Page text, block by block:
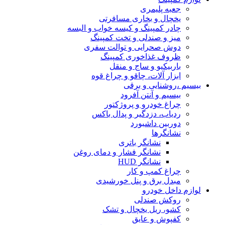
جعبه پلیمری
یخچال و بخاری مسافرتی
چادر کمپینگ و کیسه خواب و البسه
میز و صندلی و تخت کمپینگ
دوش صحرایی و توالت سفری
ظروف غذاخوری کمپینگ
باربیکیو و ساج و منقل
ابزار آلات، چاقو و چراغ قوه
بیسیم ،روشنایی و برقی
بیسیم و آنتن آفرود
چراغ خودرو و پروژکتور
ردیاب، دزدگیر و پدال باکس
دوربین داشبورد
نشانگرها
نشانگر باتری
نشانگر فشار و دمای روغن
نشانگر HUD
چراغ کمپ و کار
مبدل برق و پنل خورشیدی
لوازم داخل خودرو
روکش صندلی
کشو، ریل یخچال و تشک
کفپوش و عایق